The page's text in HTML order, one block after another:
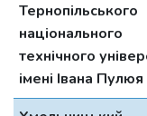
Тернопільського
національного
технічного
імені Івана Пулюя